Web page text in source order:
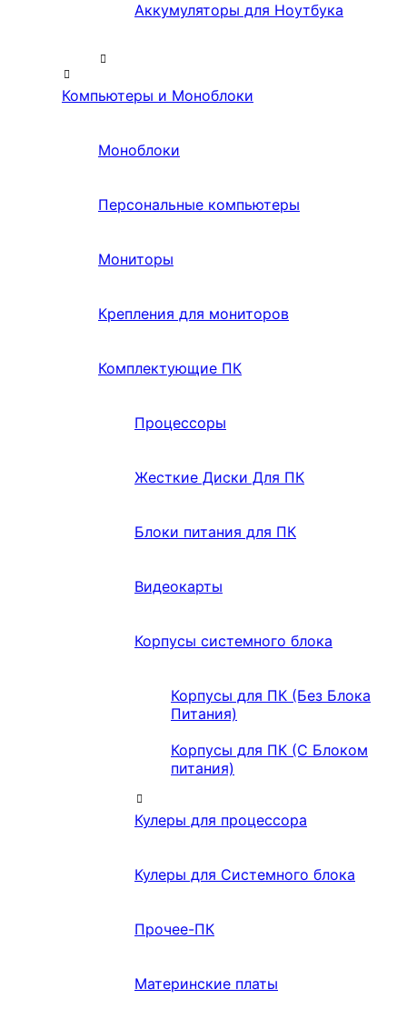
Аккумуляторы для Ноутбука
Компьютеры и Моноблоки
Моноблоки
Персональные компьютеры
Мониторы
Крепления для мониторов
Комплектующие ПК
Процессоры
Жесткие Диски Для ПК
Блоки питания для ПК
Видеокарты
Корпусы системного блока
Корпусы для ПК (Без Блока
Питания)
Корпусы для ПК (С Блоком
питания)
Кулеры для процессора
Кулеры для Системного блока
Прочее-ПК
Материнские платы